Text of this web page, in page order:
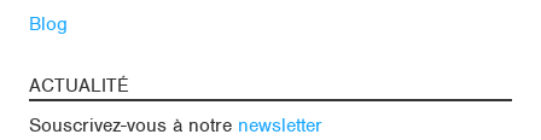
Blog
ACTUALITÉ
Souscrivez-vous à notre newsletter